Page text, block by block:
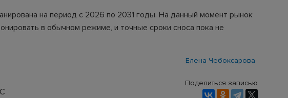
на период с 2026 по 2031 годы. На данный момент рынок
в обычном режиме, и точные сроки сноса пока не
Елена Чебоксарова
Поделиться записью